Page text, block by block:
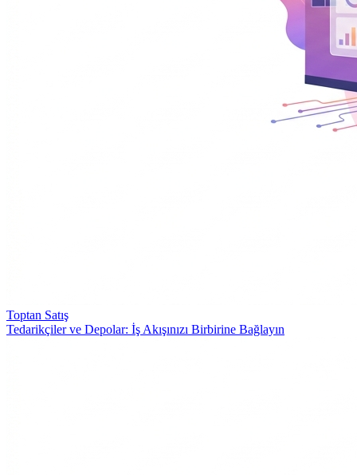
Toptan Satış
Tedarikçiler ve Depolar: İş Akışınızı Birbirine Bağlayın